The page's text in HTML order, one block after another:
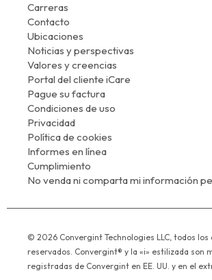
Carreras
Contacto
Ubicaciones
Noticias y perspectivas
Valores y creencias
Portal del cliente iCare
Pague su factura
Condiciones de uso
Privacidad
Política de cookies
Informes en línea
Cumplimiento
No venda ni comparta mi información
© 2026 Convergint Technologies LLC, todos los
reservados. Convergint® y la «i» estilizada son
registradas de Convergint en EE. UU. y en el